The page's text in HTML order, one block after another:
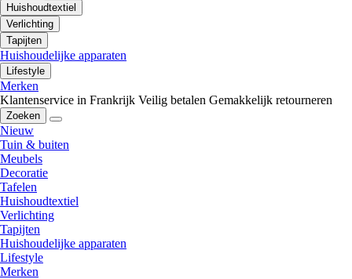
Huishoudtextiel
Verlichting
Tapijten
Huishoudelijke apparaten
Lifestyle
Merken
Klantenservice in Frankrijk Veilig betalen Gemakkelijk retourneren
Zoeken
Nieuw
Tuin & buiten
Meubels
Decoratie
Tafelen
Huishoudtextiel
Verlichting
Tapijten
Huishoudelijke apparaten
Lifestyle
Merken